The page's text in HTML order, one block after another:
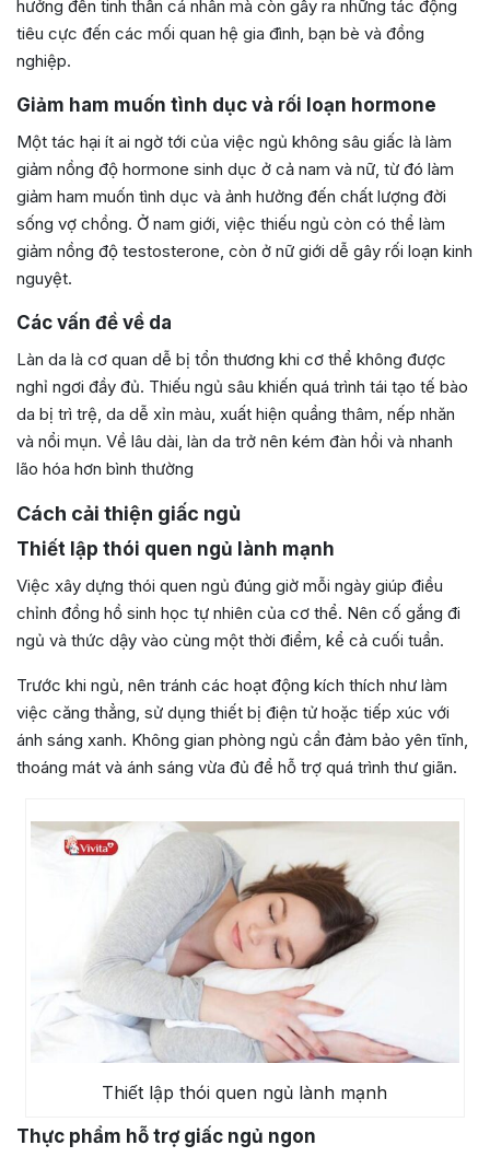
hưởng đến tinh thần cá nhân mà còn gây ra những tác động
tiêu cực đến các mối quan hệ gia đình, bạn bè và đồng
nghiệp.
Giảm ham muốn tình dục và rối loạn hormone
Một tác hại ít ai ngờ tới của việc ngủ không sâu giấc là làm
giảm nồng độ hormone sinh dục ở cả nam và nữ, từ đó làm
giảm ham muốn tình dục và ảnh hưởng đến chất lượng đời
sống vợ chồng. Ở nam giới, việc thiếu ngủ còn có thể làm
giảm nồng độ testosterone, còn ở nữ giới dễ gây rối loạn kinh
nguyệt.
Các vấn đề về da
Làn da là cơ quan dễ bị tổn thương khi cơ thể không được
nghỉ ngơi đầy đủ. Thiếu ngủ sâu khiến quá trình tái tạo tế bào
da bị trì trệ, da dễ xỉn màu, xuất hiện quầng thâm, nếp nhăn
và nổi mụn. Về lâu dài, làn da trở nên kém đàn hồi và nhanh
lão hóa hơn bình thường
Cách cải thiện giấc ngủ
Thiết lập thói quen ngủ lành mạnh
Việc xây dựng thói quen ngủ đúng giờ mỗi ngày giúp điều
chỉnh đồng hồ sinh học tự nhiên của cơ thể. Nên cố gắng đi
ngủ và thức dậy vào cùng một thời điểm, kể cả cuối tuần.
Trước khi ngủ, nên tránh các hoạt động kích thích như làm
việc căng thẳng, sử dụng thiết bị điện tử hoặc tiếp xúc với
ánh sáng xanh. Không gian phòng ngủ cần đảm bảo yên tĩnh,
thoáng mát và ánh sáng vừa đủ để hỗ trợ quá trình thư giãn.
Thiết lập thói quen ngủ lành mạnh
Thực phẩm hỗ trợ giấc ngủ ngon